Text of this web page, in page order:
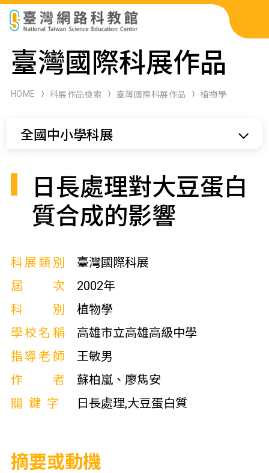
科展作品檢索
科學研習月刊
臺灣國際科展作品
HOME 科展作品檢索 臺灣國際科展作品 植物學
全國中小學科展
日長處理對大豆蛋白
質合成的影響
科展類別
臺灣國際科展
屆次
2002年
科別
植物學
學校名稱
高雄市立高雄高級中學
指導老師
王敏男
作者
蘇柏嵐、廖雋安
關鍵字
日長處理,大豆蛋白質
摘要或動機